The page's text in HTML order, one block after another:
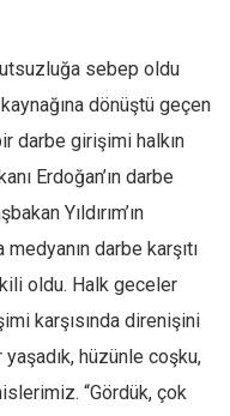
sebep oldu
dönüştü geçen
darbe girişimi halkın
Erdoğan’ın darbe
Yıldırım’ın
darbe karşıtı
oldu. Halk geceler
karşısında direnişini
hüzünle coşku,
“Gördük, çok